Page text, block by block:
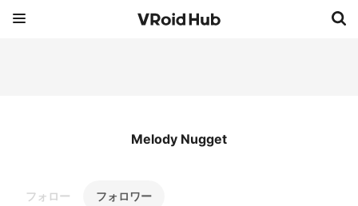
Melody Nugget
フォロー フォロワー